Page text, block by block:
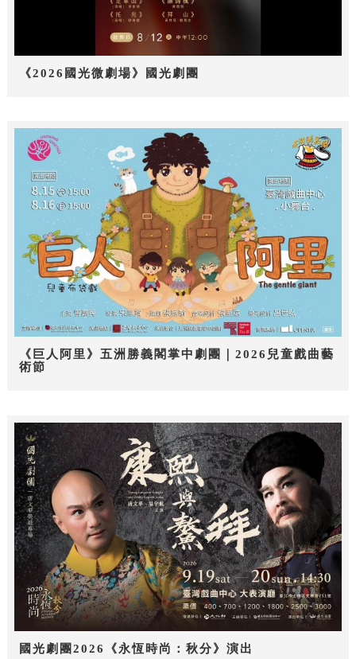
《2026國光微劇場》國光劇團
《巨人阿里》五洲勝義閣掌中劇團｜2026兒童戲曲藝
術節
國光劇團2026《永恆時尚：秋分》演出